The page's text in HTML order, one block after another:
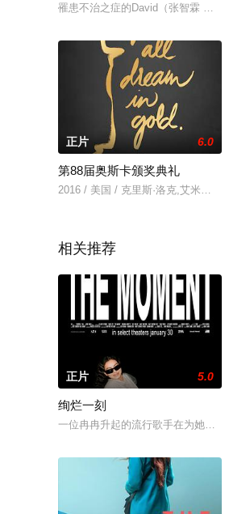
罹患不治之症的David（张智霖 饰
正片 6.0
第88届奥斯卡颁奖典礼
2016 / 美国 / 克里斯·洛克,艾米莉·布
相关推荐
正片 5.0
绚烂一刻
一位冉冉升起的流行歌手在为她的